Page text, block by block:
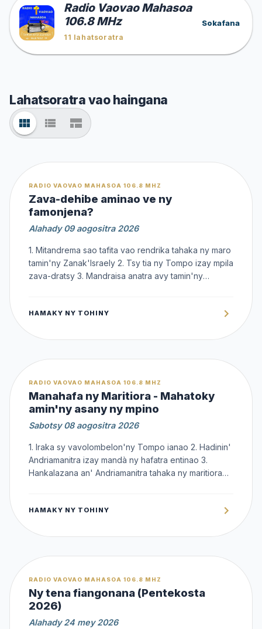
Radio Vaovao Mahasoa
106.8 MHz
11 lahatsoratra
Sokafana
Lahatsoratra vao haingana
RADIO VAOVAO MAHASOA 106.8 MHZ
Zava-dehibe aminao ve ny
famonjena?
Alahady 09 aogositra 2026
1. Mitandrema sao tafita vao rendrika tahaka ny maro
tamin'ny Zanak'Israely 2. Tsy tia ny Tompo izay mpila
zava-dratsy 3. Mandraisa anatra avy tamin'ny
HAMAKY NY TOHINY
RADIO VAOVAO MAHASOA 106.8 MHZ
Manahafa ny Maritiora - Mahatoky
amin'ny asany ny mpino
Sabotsy 08 aogositra 2026
1. Iraka sy vavolombelon'ny Tompo ianao 2. Hadinin'
Andriamanitra izay mandà ny hafatra entinao 3.
Hankalazana an' Andriamanitra tahaka ny maritiora
HAMAKY NY TOHINY
RADIO VAOVAO MAHASOA 106.8 MHZ
Ny tena fiangonana (Pentekosta
2026)
Alahady 24 mey 2026